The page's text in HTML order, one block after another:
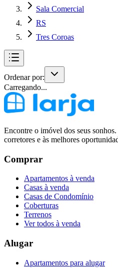
Sala Comercial
RS
Tres Coroas
Ordenar por:
Carregando...
Encontre o imóvel dos seus
corretores e às melhores
Comprar
Apartamentos à venda
Casas à venda
Casas de Condomínio
Coberturas
Terrenos
Ver todos à venda
Alugar
Apartamentos para alugar